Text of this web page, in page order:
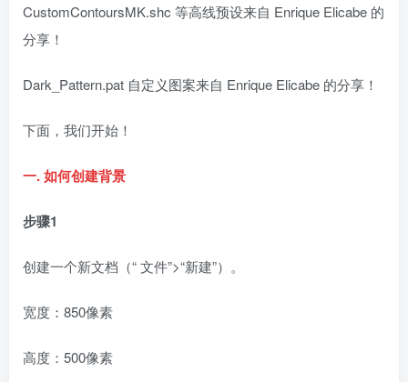
CustomContoursMK.shc 等高线预设来自 Enrique Elicabe 的
分享！
Dark_Pattern.pat 自定义图案来自 Enrique Elicabe 的分享！
下面，我们开始！
一. 如何创建背景
步骤1
创建一个新文档（“ 文件”>“新建”）。
宽度：850像素
高度：500像素